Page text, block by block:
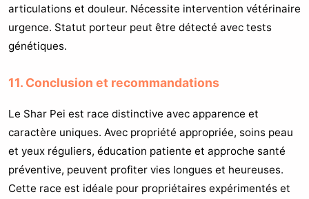
articulations et douleur. Nécessite intervention vétérinaire
urgence. Statut porteur peut être détecté avec tests
génétiques.
11. Conclusion et recommandations
Le Shar Pei est race distinctive avec apparence et
caractère uniques. Avec propriété appropriée, soins peau
et yeux réguliers, éducation patiente et approche santé
préventive, peuvent profiter vies longues et heureuses.
Cette race est idéale pour propriétaires expérimentés et